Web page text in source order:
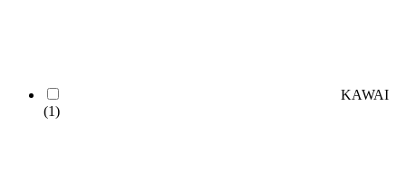
KAWAI
(1)